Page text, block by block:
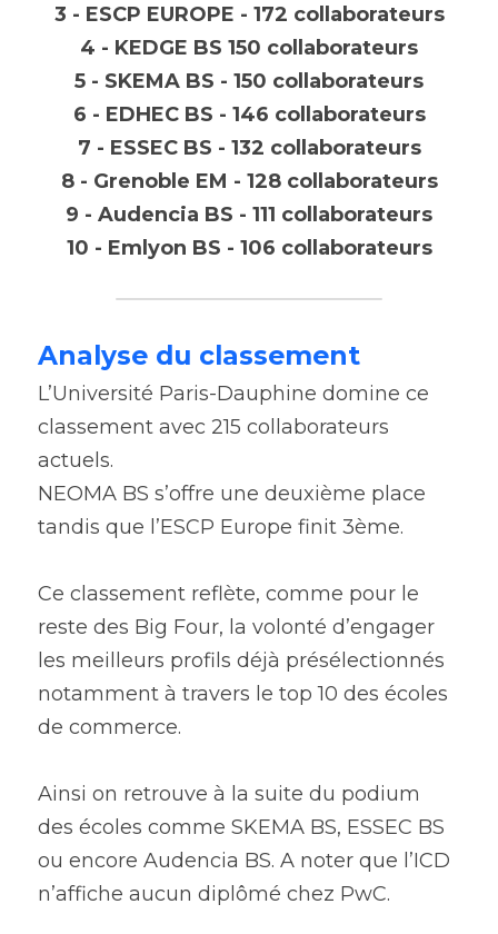
3 - ESCP EUROPE - 172 collaborateurs
4 - KEDGE BS 150 collaborateurs
5 - SKEMA BS - 150 collaborateurs
6 - EDHEC BS - 146 collaborateurs
7 - ESSEC BS - 132 collaborateurs
8 - Grenoble EM - 128 collaborateurs
9 - Audencia BS - 111 collaborateurs
10 - Emlyon BS - 106 collaborateurs
Analyse du classement
L’Université Paris-Dauphine domine ce
classement avec 215 collaborateurs
actuels.
NEOMA BS s’offre une deuxième place
tandis que l’ESCP Europe finit 3ème.
Ce classement reflète, comme pour le
reste des Big Four, la volonté d’engager
les meilleurs profils déjà présélectionnés
notamment à travers le top 10 des écoles
de commerce.
Ainsi on retrouve à la suite du podium
des écoles comme SKEMA BS, ESSEC BS
ou encore Audencia BS. A noter que l’ICD
n’affiche aucun diplômé chez PwC.